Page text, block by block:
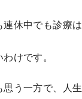
休中でも診療
けです。
う一方で、人